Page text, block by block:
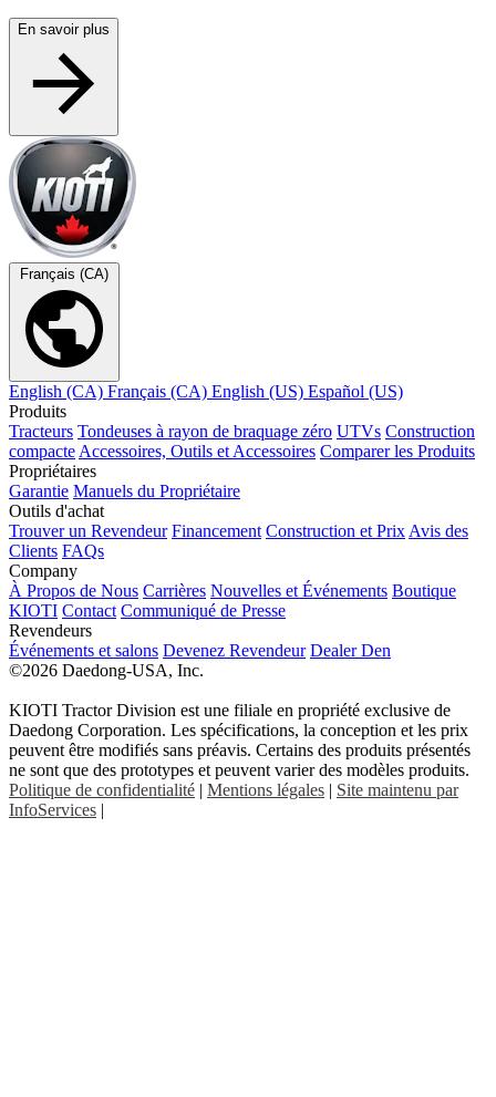
En savoir plus
Français (CA)
English (CA) Français (CA) English (US) Español (US)
Produits
Tracteurs Tondeuses à rayon de braquage zéro UTVs Construction
compacte Accessoires, Outils et Accessoires Comparer les Produits
Propriétaires
Garantie Manuels du Propriétaire
Outils d'achat
Trouver un Revendeur Financement Construction et Prix Avis des
Clients FAQs
Company
À Propos de Nous Carrières Nouvelles et Événements Boutique
KIOTI Contact Communiqué de Presse
Revendeurs
Événements et salons Devenez Revendeur Dealer Den
©2026 Daedong-USA, Inc.
KIOTI Tractor Division est une filiale en propriété exclusive de
Daedong Corporation. Les spécifications, la conception et les prix
peuvent être modifiés sans préavis. Certains des produits présentés
ne sont que des prototypes et peuvent varier des modèles produits.
Politique de confidentialité | Mentions légales | Site maintenu par
InfoServices |